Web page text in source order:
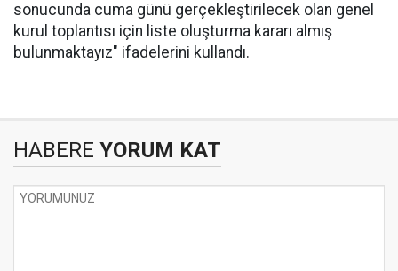
sonucunda cuma günü gerçekleştirilecek olan genel
kurul toplantısı için liste oluşturma kararı almış
bulunmaktayız" ifadelerini kullandı.
HABERE YORUM KAT